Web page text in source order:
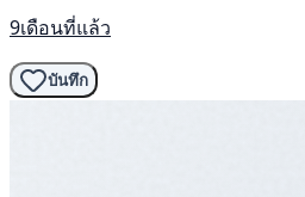
9เดือนที่แล้ว
บันทึก